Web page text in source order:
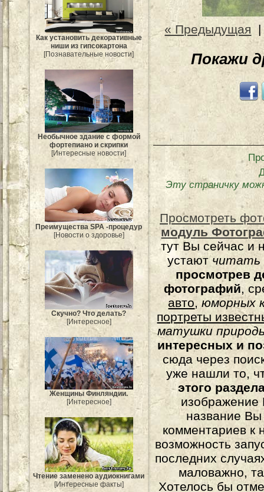
Как установить декоративные
ниши из гипсокартона
[Познавательные новости]
Необычное здание с формой
фортепиано и скрипки
[Интересные новости]
Преимущества SPA -процедур
[Новости о здоровье]
Скучно? Что делать?
[Интересное]
Женщины Финляндии.
[Интересное]
Чтение заменено аудиокнигами
[Интересные факты]
« Предыдущая
Покажи
Эту страничку
Просмотреть
модуль
тут Вы сейчас и
устаютчитать
просмотрев
фотографий,
авто,юморных
портреты
матушки
интересных и
сюда через
уже нашли то,
этого
изображение
название
комментариев к
возможность
последних
маловажно,
Хотелось бы